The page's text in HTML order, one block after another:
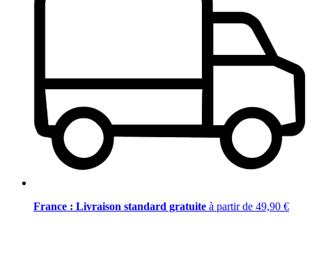
France : Livraison standard gratuite à partir de 49,90 €